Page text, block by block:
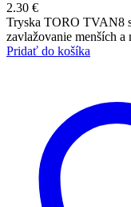
2.30 €
Tryska TORO TVAN8
zavlažovanie menších a
Pridať do košíka